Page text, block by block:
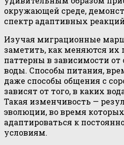
окружающей среде,
спектр адаптивных
Изучая миграционные
заметить, как меняются их
паттерны в зависимости
воды. Способы питания,
даже способы общения с
зависят от того, в каких
Такая изменчивость —
эволюции, во время
адаптироваться к
условиям.